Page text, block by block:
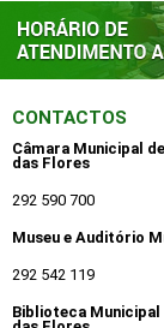
CONTACTOS
Câmara Municipal
das Flores
292 590 700
Museu e Auditório
292 542 119
Biblioteca Municipal